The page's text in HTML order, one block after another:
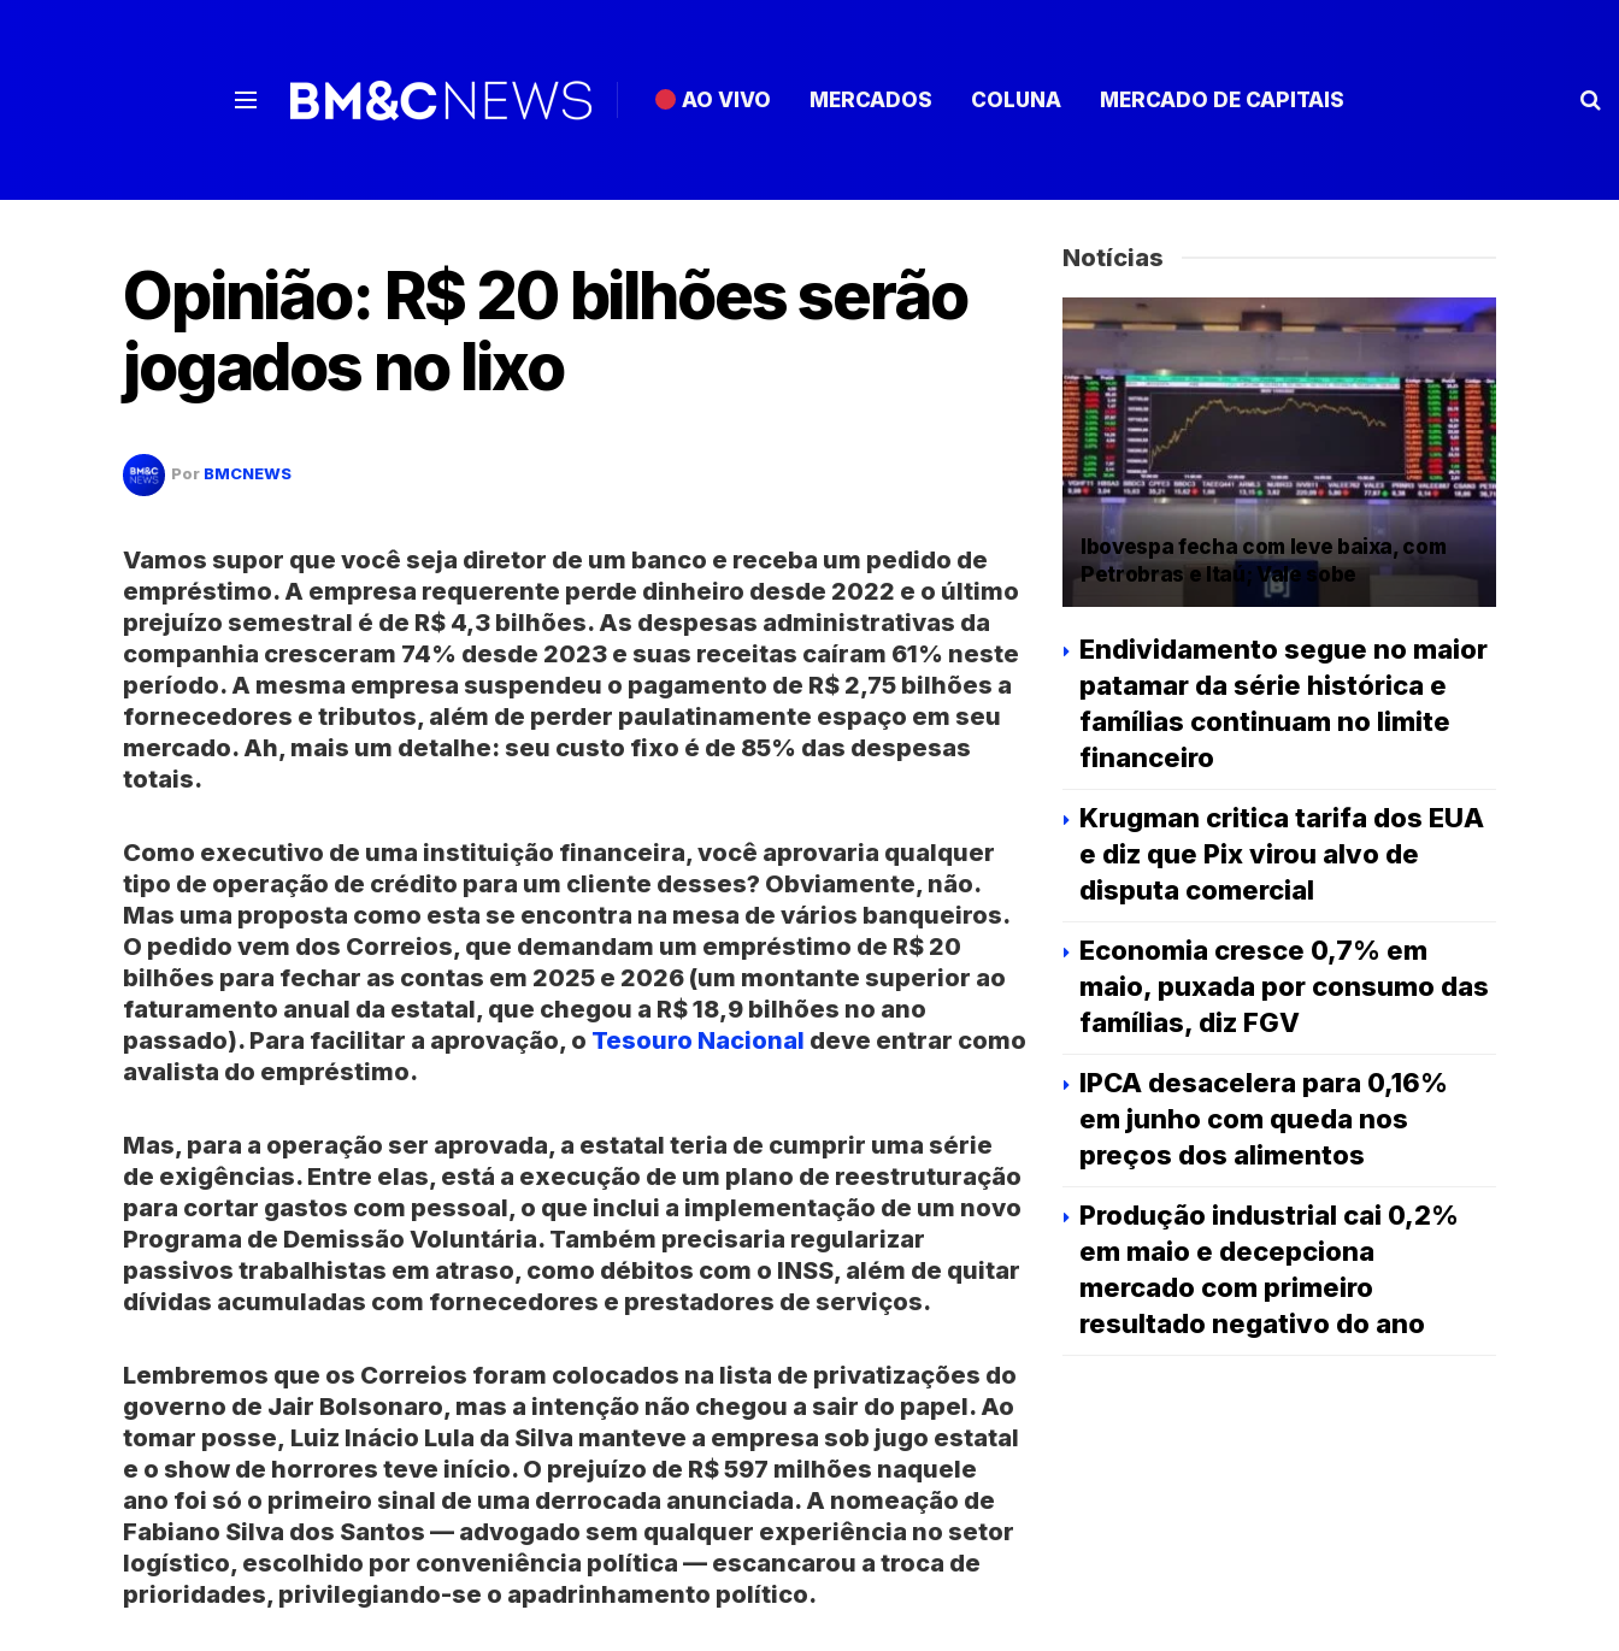
AO VIVO MERCADOS COLUNA MERCADO DE CAPITAIS
Opinião: R$ 20 bilhões serão
jogados no lixo
Por BMCNEWS
Vamos supor que você seja diretor de um banco e receba um pedido de
empréstimo. A empresa requerente perde dinheiro desde 2022 e o último
prejuízo semestral é de R$ 4,3 bilhões. As despesas administrativas da
companhia cresceram 74% desde 2023 e suas receitas caíram 61% neste
período. A mesma empresa suspendeu o pagamento de R$ 2,75 bilhões a
fornecedores e tributos, além de perder paulatinamente espaço em seu
mercado. Ah, mais um detalhe: seu custo fixo é de 85% das despesas
totais.
Como executivo de uma instituição financeira, você aprovaria qualquer
tipo de operação de crédito para um cliente desses? Obviamente, não.
Mas uma proposta como esta se encontra na mesa de vários banqueiros.
O pedido vem dos Correios, que demandam um empréstimo de R$ 20
bilhões para fechar as contas em 2025 e 2026 (um montante superior ao
faturamento anual da estatal, que chegou a R$ 18,9 bilhões no ano
passado). Para facilitar a aprovação, o Tesouro Nacional deve entrar como
avalista do empréstimo.
Mas, para a operação ser aprovada, a estatal teria de cumprir uma série
de exigências. Entre elas, está a execução de um plano de reestruturação
para cortar gastos com pessoal, o que inclui a implementação de um novo
Programa de Demissão Voluntária. Também precisaria regularizar
passivos trabalhistas em atraso, como débitos com o INSS, além de quitar
dívidas acumuladas com fornecedores e prestadores de serviços.
Lembremos que os Correios foram colocados na lista de privatizações do
governo de Jair Bolsonaro, mas a intenção não chegou a sair do papel. Ao
tomar posse, Luiz Inácio Lula da Silva manteve a empresa sob jugo estatal
e o show de horrores teve início. O prejuízo de R$ 597 milhões naquele
ano foi só o primeiro sinal de uma derrocada anunciada. A nomeação de
Fabiano Silva dos Santos — advogado sem qualquer experiência no setor
logístico, escolhido por conveniência política — escancarou a troca de
prioridades, privilegiando-se o apadrinhamento político.
Notícias
Ibovespa fecha com leve baixa, com
Petrobras e Itaú; Vale sobe
Endividamento segue no maior
patamar da série histórica e
famílias continuam no limite
financeiro
Krugman critica tarifa dos EUA
e diz que Pix virou alvo de
disputa comercial
Economia cresce 0,7% em
maio, puxada por consumo das
famílias, diz FGV
IPCA desacelera para 0,16%
em junho com queda nos
preços dos alimentos
Produção industrial cai 0,2%
em maio e decepciona
mercado com primeiro
resultado negativo do ano